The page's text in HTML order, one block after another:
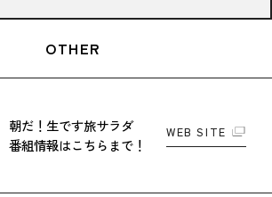
OTHER
朝だ！生です旅サラダ
番組情報はこちらまで！
WEB SITE